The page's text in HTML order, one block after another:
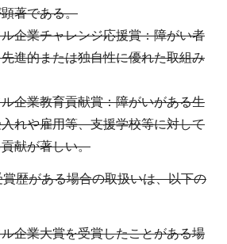
著である。
企業チャレンジ応援賞：障がい者
進的または独自性に優れた取組み
企業教育貢献賞：障がいがある生
れや雇用等、支援学校等に対して
献が著しい。
歴がある場合の取扱いは、以下の
企業大賞を受賞したことがある場